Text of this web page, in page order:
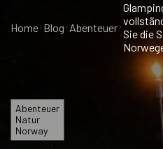
Home Blog Abenteuer Sie die
Abenteuer
Natur
Norway